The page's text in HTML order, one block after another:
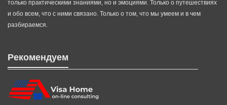
только практическими знаниями, но и эмоциями. Только о путешествиях
и обо всем, что с ними связано. Только о том, что мы умеем и в чем
разбираемся.
Рекомендуем